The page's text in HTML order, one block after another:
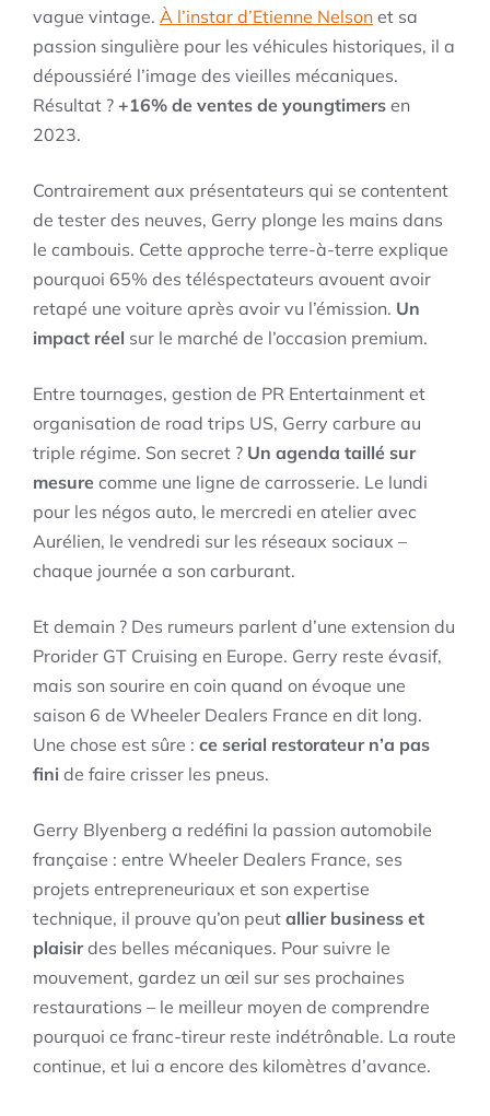
vague vintage. À l’instar d’Etienne Nelson et sa
passion singulière pour les véhicules historiques, il a
dépoussiéré l’image des vieilles mécaniques.
Résultat ? +16% de ventes de youngtimers en
2023.
Contrairement aux présentateurs qui se contentent
de tester des neuves, Gerry plonge les mains dans
le cambouis. Cette approche terre-à-terre explique
pourquoi 65% des téléspectateurs avouent avoir
retapé une voiture après avoir vu l’émission. Un
impact réel sur le marché de l’occasion premium.
Entre tournages, gestion de PR Entertainment et
organisation de road trips US, Gerry carbure au
triple régime. Son secret ? Un agenda taillé sur
mesure comme une ligne de carrosserie. Le lundi
pour les négos auto, le mercredi en atelier avec
Aurélien, le vendredi sur les réseaux sociaux –
chaque journée a son carburant.
Et demain ? Des rumeurs parlent d’une extension du
Prorider GT Cruising en Europe. Gerry reste évasif,
mais son sourire en coin quand on évoque une
saison 6 de Wheeler Dealers France en dit long.
Une chose est sûre : ce serial restorateur n’a pas
fini de faire crisser les pneus.
Gerry Blyenberg a redéfini la passion automobile
française : entre Wheeler Dealers France, ses
projets entrepreneuriaux et son expertise
technique, il prouve qu’on peut allier business et
plaisirdes belles mécaniques. Pour suivre le
mouvement, gardez un œil sur ses prochaines
restaurations – le meilleur moyen de comprendre
pourquoi ce franc-tireur reste indétrônable. La route
continue, et lui a encore des kilomètres d’avance.